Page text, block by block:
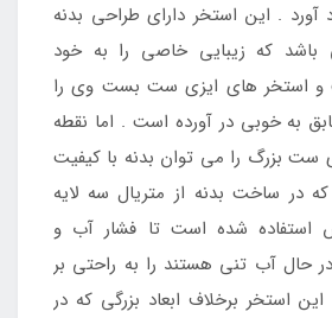
آورد . این استخر دارای طراحی بدنه
که زیبایی خاصی را به خود
و استخر های ایزی ست بست وی را
به خوبی در آورده است . اما نقطه
ست بزرگ را می توان بدنه با کیفیت
در ساخت بدنه از متریال سه لایه
استفاده شده است تا فشار آب و
حال آب تنی هستند را به راحتی بر
استخر برخلاف ابعاد بزرگی که در